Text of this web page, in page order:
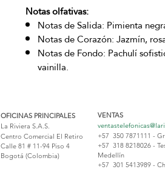
Notas olfativas:
Notas de Salida: Pimienta
Notas de Corazón: Jazmín,
Notas de Fondo: Pachulí
vainilla.
OFICINAS PRINCIPALES
La Riviera S.A.S.
Centro Comercial El Retiro
Calle 81 # 11-94 Piso 4
Bogotá (Colombia)
VENTAS
+57 350 7871111 -
+57 318 8218026 -
Medellín
+57 301 5413989 -